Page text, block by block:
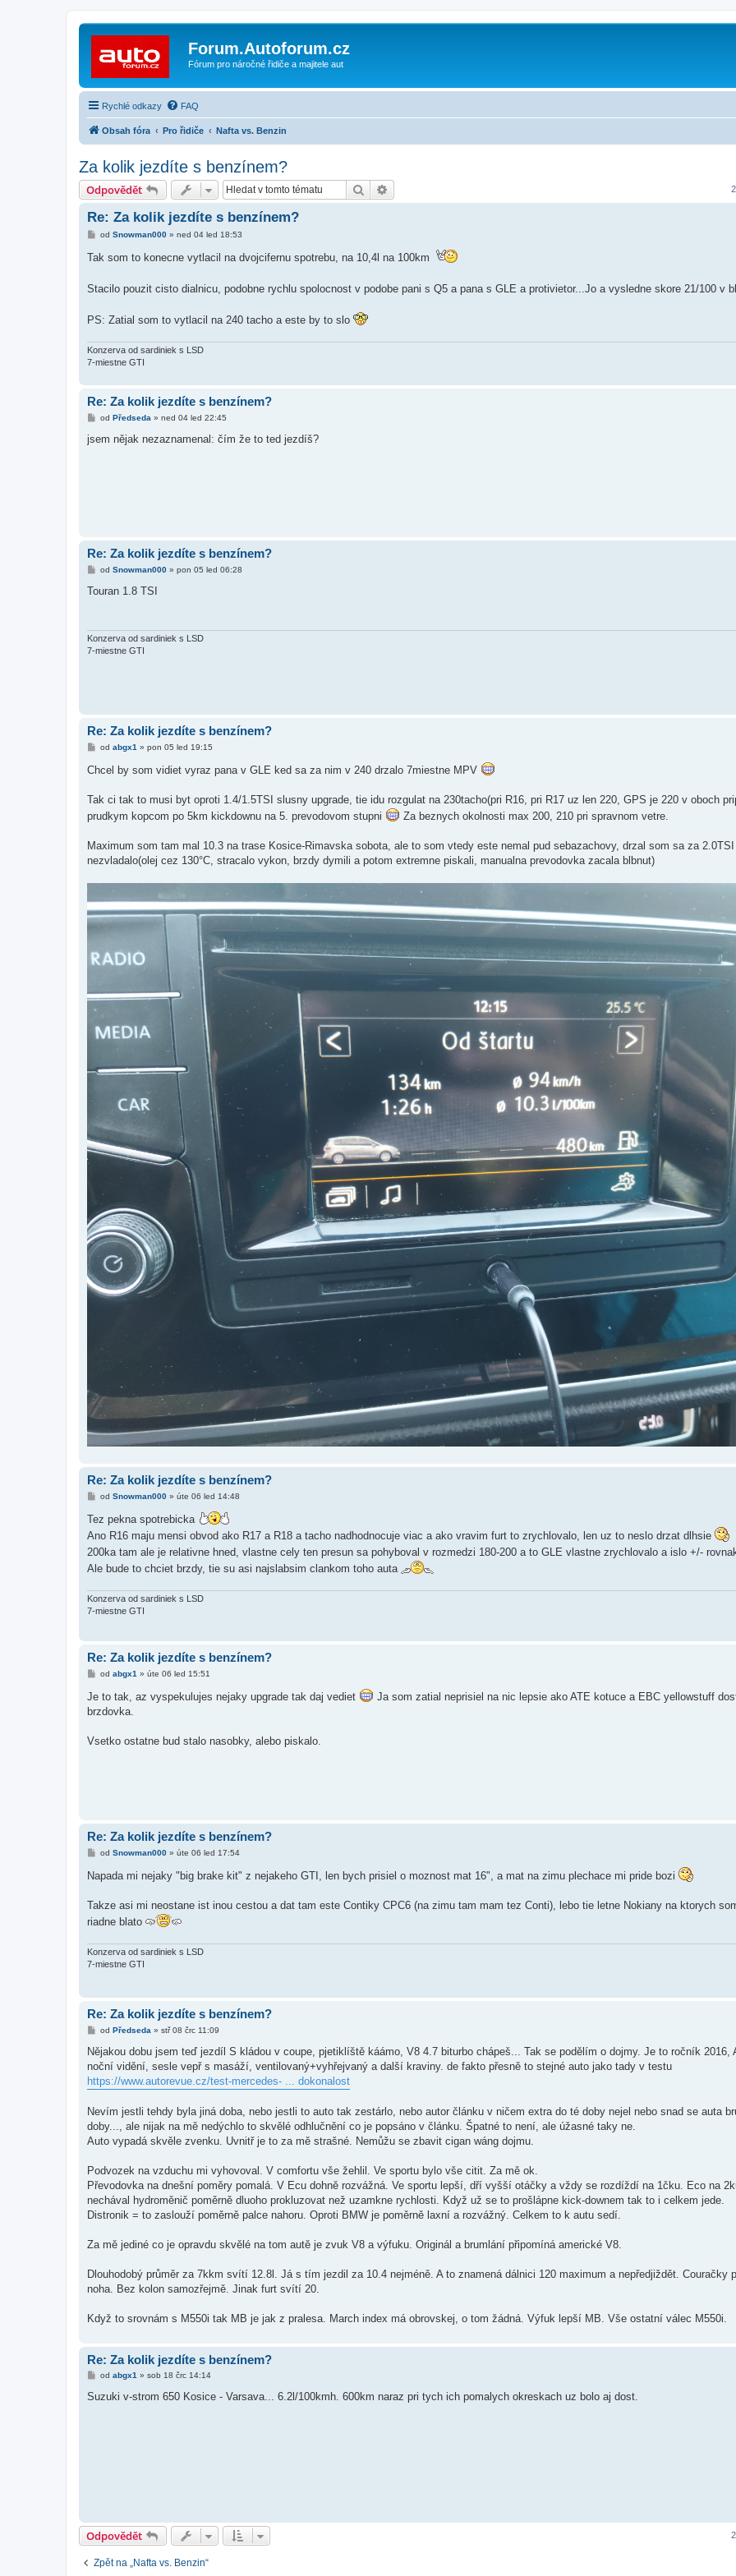
Forum.Autoforum.cz
Fórum pro náročné řidiče a majitele aut
Rychlé odkazy FAQ
Obsah fóra Pro řidiče Nafta vs. Benzin
Za kolik jezdíte s benzínem?
Odpovědět Hledat
Re: Za kolik jezdíte s benzínem?
P
í
s
v
od Snowman000» ned 04 led 18:53
Tak som to konecne vytlacil na dvojcifernu spotrebu, na 10,4l na 100km
Stacilo pouzit cisto dialnicu, podobne rychlu spolocnost v podobe pani s Q5 a pana s GLE a protivietor...Jo a vysledne skore 21/100 v
PS: Zatial som to vytlacil na 240 tacho a este by to slo
Konzerva od sardiniek s LSD
7-miestne GTI
Re: Za kolik jezdíte s benzínem?
P
í
od Předseda » ned 04 led 22:45
jsem nějak nezaznamenal: čím že to ted jezdíš?
Re: Za kolik jezdíte s benzínem?
P
í
e
k
od Snowman000» pon 05 led 06:28
Touran 1.8 TSI
Konzerva od sardiniek s LSD
7-miestne GTI
Re: Za kolik jezdíte s benzínem?
P
s
ě
v
e
od abgx1 » pon 05 led 19:15
Chcel by som vidiet vyraz pana v GLE ked sa za nim v 240 drzalo 7miestne MPV
Tak ci tak to musi byt oproti 1.4/1.5TSI slusny upgrade, tie idu rozgulat na 230tacho(pri R16, pri R17 uz len 220, GPS je 220 v oboch
prudkym kopcom po 5km kickdownu na 5. prevodovom stupni
Za beznych okolnosti max 200, 210 pri spravnom vetre.
Maximum som tam mal 10.3 na trase Kosice-Rimavska sobota, ale to som vtedy este nemal pud sebazachovy, drzal som sa za
nezvladalo(olej cez 130°C, stracalo vykon, brzdy dymili a potom extremne piskali, manualna prevodovka zacala blbnut)
Re: Za kolik jezdíte s benzínem?
P
s
p
v
k
od Snowman000» úte 06 led 14:48
Tez pekna spotrebicka
Ano R16 maju mensi obvod ako R17 a R18 a tacho nadhodnocuje viac a ako vravim furt to zrychlovalo, len uz to neslo drzat dlhsie
200ka tam ale je relativne hned, vlastne cely ten presun sa pohyboval v rozmedzi 180-200 a to GLE vlastne zrychlovalo a islo +/-
Ale bude to chciet brzdy, tie su asi najslabsim clankom toho auta
Konzerva od sardiniek s LSD
7-miestne GTI
Re: Za kolik jezdíte s benzínem?
P
s
p
e
od abgx1 » úte 06 led 15:51
Je to tak, az vyspekulujes nejaky upgrade tak daj vediet
Ja som zatial neprisiel na nic lepsie ako ATE kotuce a EBC yellowstuff
brzdovka.
Vsetko ostatne bud stalo nasobky, alebo piskalo.
Re: Za kolik jezdíte s benzínem?
P
s
ě
v
e
od Snowman000» úte 06 led 17:54
Napada mi nejaky "big brake kit" z nejakeho GTI, len bych prisiel o moznost mat 16", a mat na zimu plechace mi pride bozi
Takze asi mi neostane ist inou cestou a dat tam este Contiky CPC6 (na zimu tam mam tez Conti), lebo tie letne Nokiany na ktorych
riadne blato
Konzerva od sardiniek s LSD
7-miestne GTI
Re: Za kolik jezdíte s benzínem?
P
í
s
p
ě
v
k
od Předseda » stř 08 črc 11:09
Nějakou dobu jsem teď jezdíl S kládou v coupe, pjetiklíště káámo, V8 4.7 biturbo chápeš... Tak se podělím o dojmy. Je to ročník 2016,
noční vidění, sesle vepř s masáží, ventilovaný+vyhřejvaný a další kraviny. de fakto přesně to stejné auto jako tady v testu
https://www.autorevue.cz/test-mercedes- ... dokonalost
Nevím jestli tehdy byla jiná doba, nebo jestli to auto tak zestárlo, nebo autor článku v ničem extra do té doby nejel nebo snad se auta
doby..., ale nijak na mě nedýchlo to skvělé odhlučnění co je popsáno v článku. Špatné to není, ale úžasné taky ne.
Auto vypadá skvěle zvenku. Uvnitř je to za mě strašné. Nemůžu se zbavit cigan wáng dojmu.
Podvozek na vzduchu mi vyhovoval. V comfortu vše žehlil. Ve sportu bylo vše citit. Za mě ok.
Převodovka na dnešní poměry pomalá. V Ecu dohně rozvážná. Ve sportu lepší, dří vyšší otáčky a vždy se rozdíždí na 1čku. Eco na
nechával hydroměnič poměrně dluoho prokluzovat než uzamkne rychlosti. Když už se to prošlápne kick-downem tak to i celkem jede.
Distronik = to zaslouží poměrně palce nahoru. Oproti BMW je poměrně laxní a rozvážný. Celkem to k autu sedí.
Za mě jediné co je opravdu skvělé na tom autě je zvuk V8 a výfuku. Originál a brumlání připomíná americké V8.
Dlouhodobý průměr za 7kkm svítí 12.8l. Já s tím jezdil za 10.4 nejméně. A to znamená dálnici 120 maximum a nepředjiždět. Couračky
noha. Bez kolon samozřejmě. Jinak furt svítí 20.
Když to srovnám s M550i tak MB je jak z pralesa. March index má obrovskej, o tom žádná. Výfuk lepší MB. Vše ostatní válec M550i.
Re: Za kolik jezdíte s benzínem?
P
í
od abgx1 » sob 18 črc 14:14
Suzuki v-strom 650 Kosice - Varsava... 6.2l/100kmh. 600km naraz pri tych ich pomalych okreskach uz bolo aj dost.
Odpovědět
Zpět na „Nafta vs. Benzin“